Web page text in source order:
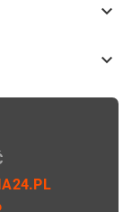
keyboard_arrow_down
